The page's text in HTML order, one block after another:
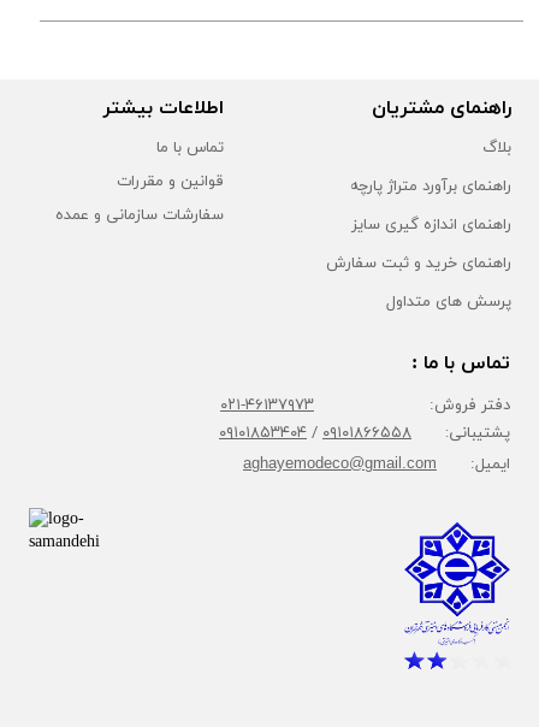
راهنمای مشتریان
بلاگ
راهنمای برآورد متراژ پارچه
راهنمای اندازه گیری سایز
راهنمای خرید و ثبت سفارش
پرسش های متداول
اطلاعات بیشتر
تماس با ما
قوانین و مقررات
سفارشات سازمانی و عمده
تماس با ما :
دفتر فروش: ۴۶۱۳۷۹۷۳-۰۲۱
پشتیبانی: ۰۹۱۰۱۸۶۶۵۵۸/۰۹۱۰۱۸۵۳۴۰۴
ایمیل: aghayemodeco@gmail.com